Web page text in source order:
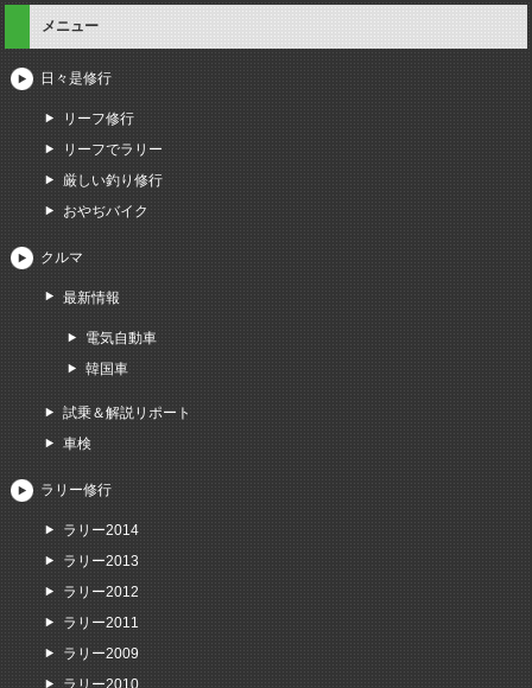
メニュー
日々是修行
リーフ修行
リーフでラリー
厳しい釣り修行
おやぢバイク
クルマ
最新情報
電気自動車
韓国車
試乗＆解説リポート
車検
ラリー修行
ラリー2014
ラリー2013
ラリー2012
ラリー2011
ラリー2009
ラリー2010